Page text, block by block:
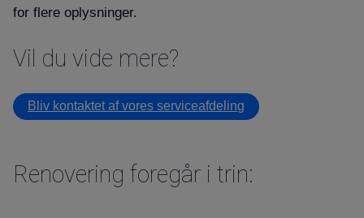
for flere oplysninger.
Vil du vide mere
Bliv kontaktet af vores serviceafdeling
Renovering foregår i trin: